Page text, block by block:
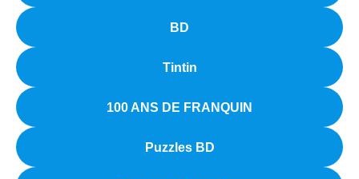
BD
Tintin
100 ANS DE FRANQUIN
Puzzles BD